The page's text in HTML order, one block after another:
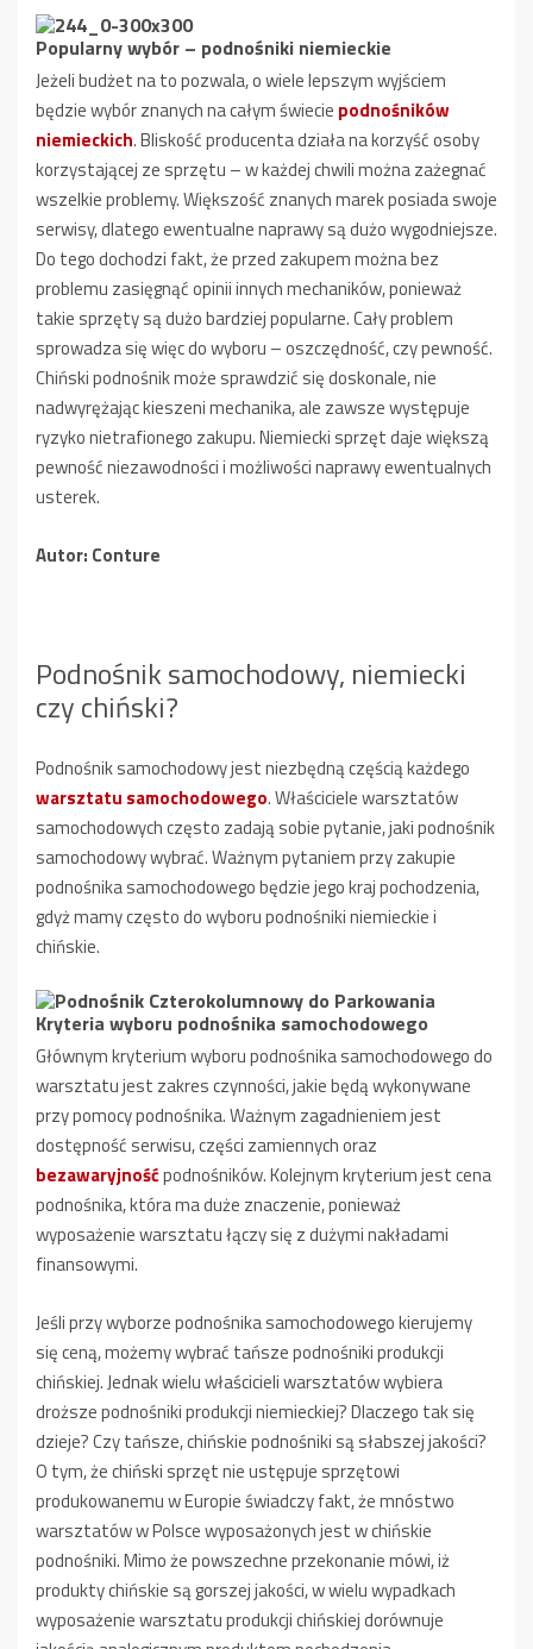
Popularny wybór – podnośniki niemieckie
Jeżeli budżet na to pozwala, o wiele lepszym wyjściem
będzie wybór znanych na całym świecie podnośników
niemieckich. Bliskość producenta działa na korzyść osoby
korzystającej ze sprzętu – w każdej chwili można zażegnać
wszelkie problemy. Większość znanych marek posiada swoje
serwisy, dlatego ewentualne naprawy są dużo wygodniejsze.
Do tego dochodzi fakt, że przed zakupem można bez
problemu zasięgnąć opinii innych mechaników, ponieważ
takie sprzęty są dużo bardziej popularne. Cały problem
sprowadza się więc do wyboru – oszczędność, czy pewność.
Chiński podnośnik może sprawdzić się doskonale, nie
nadwyrężając kieszeni mechanika, ale zawsze występuje
ryzyko nietrafionego zakupu. Niemiecki sprzęt daje większą
pewność niezawodności i możliwości naprawy ewentualnych
usterek.
Autor: Conture
Podnośnik samochodowy, niemiecki
czy chiński?
Podnośnik samochodowy jest niezbędną częścią każdego
warsztatu samochodowego. Właściciele warsztatów
samochodowych często zadają sobie pytanie, jaki podnośnik
samochodowy wybrać. Ważnym pytaniem przy zakupie
podnośnika samochodowego będzie jego kraj pochodzenia,
gdyż mamy często do wyboru podnośniki niemieckie i
chińskie.
Kryteria wyboru podnośnika samochodowego
Głównym kryterium wyboru podnośnika samochodowego do
warsztatu jest zakres czynności, jakie będą wykonywane
przy pomocy podnośnika. Ważnym zagadnieniem jest
dostępność serwisu, części zamiennych oraz
bezawaryjnośćpodnośników. Kolejnym kryterium jest cena
podnośnika, która ma duże znaczenie, ponieważ
wyposażenie warsztatu łączy się z dużymi nakładami
finansowymi.
Jeśli przy wyborze podnośnika samochodowego kierujemy
się ceną, możemy wybrać tańsze podnośniki produkcji
chińskiej. Jednak wielu właścicieli warsztatów wybiera
droższe podnośniki produkcji niemieckiej? Dlaczego tak się
dzieje? Czy tańsze, chińskie podnośniki są słabszej jakości?
O tym, że chiński sprzęt nie ustępuje sprzętowi
produkowanemu w Europie świadczy fakt, że mnóstwo
warsztatów w Polsce wyposażonych jest w chińskie
podnośniki. Mimo że powszechne przekonanie mówi, iż
produkty chińskie są gorszej jakości, w wielu wypadkach
wyposażenie warsztatu produkcji chińskiej dorównuje